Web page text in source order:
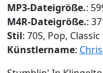
MP3-Dateigröße.:
M4R-Dateigröße.:
Stil: 70S, Pop,
Künstlername: